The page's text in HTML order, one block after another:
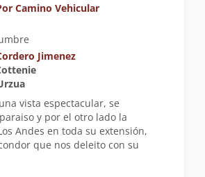
Camino Vehicular
Jimenez
vista espectacular, se
y por el otro lado la
Andes en toda su extensión,
que nos deleito con su